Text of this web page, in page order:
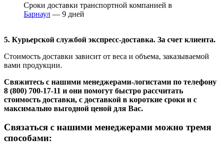
Сроки доставки транспортной компанией в
Барнаул — 9 дней
5. Курьерской службой экспресс-доставка. За счет клиента.
Стоимость доставки зависит от веса и объема, заказываемой
вами продукции.
Свяжитесь с нашими менеджерами-логистами по телефону
8 (800) 700-17-11 и они помогут быстро рассчитать
стоимость доставки, с доставкой в короткие сроки и с
максимально выгодной ценой для Вас.
Связаться с нашими менеджерами можно тремя
способами: